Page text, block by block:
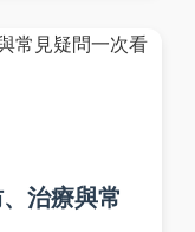
治療與常